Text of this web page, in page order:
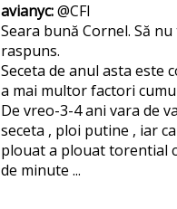
avianyc:@CFI
Seara bună Cornel. Să
raspuns.
Seceta de anul asta este
a mai multor factori
De vreo-3-4 ani vara de
seceta , ploi putine , iar
plouat a plouat torential
de minute ...